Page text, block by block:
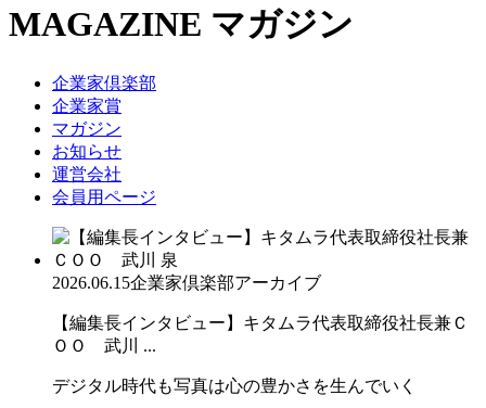
MAGAZINE マガジン
企業家倶楽部
企業家賞
マガジン
お知らせ
運営会社
会員用ページ
2026.06.15企業家倶楽部アーカイブ
【編集長インタビュー】キタムラ代表取締役社長兼Ｃ
ＯＯ 武川 ...
デジタル時代も写真は心の豊かさを生んでいく